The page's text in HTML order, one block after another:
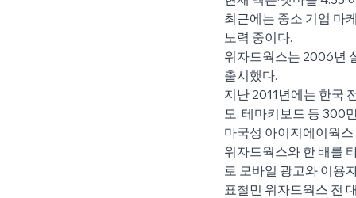
최근에는 중소 기업 마
노력 중이다.
위자드웍스는 2006년
출시했다.
지난 2011년에는 한국
모, 테마키보드 등 300
마국성 아이지에이웍
위자드웍스와 한 배를
로 모바일 광고와 이용
표철민 위자드웍스 전